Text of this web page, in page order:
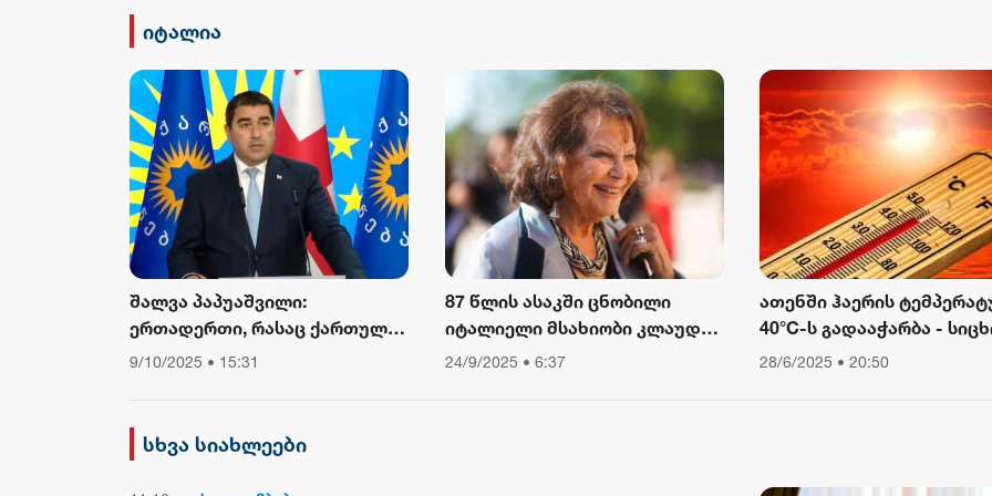
იტალია
შალვა პაპუაშვილი:
ერთადერთი, რასაც ქართული
საზოგადოება ევროკომისიის
დამხობის მიზნით
დაორგანიზებული შეკრების
მხარდაჭერის გამო
9/10/2025 • 15:31
87 წლის ასაკში ცნობილი
იტალიელი მსახიობი კლაუდია
კარდინალე გარდაიცვალა
24/9/2025 • 6:37
ათენში ჰაერის
40°C-ს გადააჭარბა -
გამო ღია ცის ქვეშ მუშაობა
28/6/2025 • 20:50
სხვა სიახლეები